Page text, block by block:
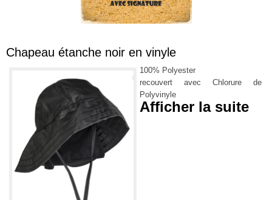
Chapeau étanche noir en vinyle
100% Polyester
recouvert avec Chlorure de
Polyvinyle
Afficher la suite